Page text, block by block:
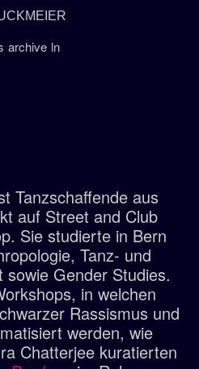
archive ln
Tanzschaffende aus
auf Street and Club
Sie studierte in Bern
Tanz- und
sowie Gender Studies.
in welchen
Rassismus und
werden, wie
Chatterjee kuratierten